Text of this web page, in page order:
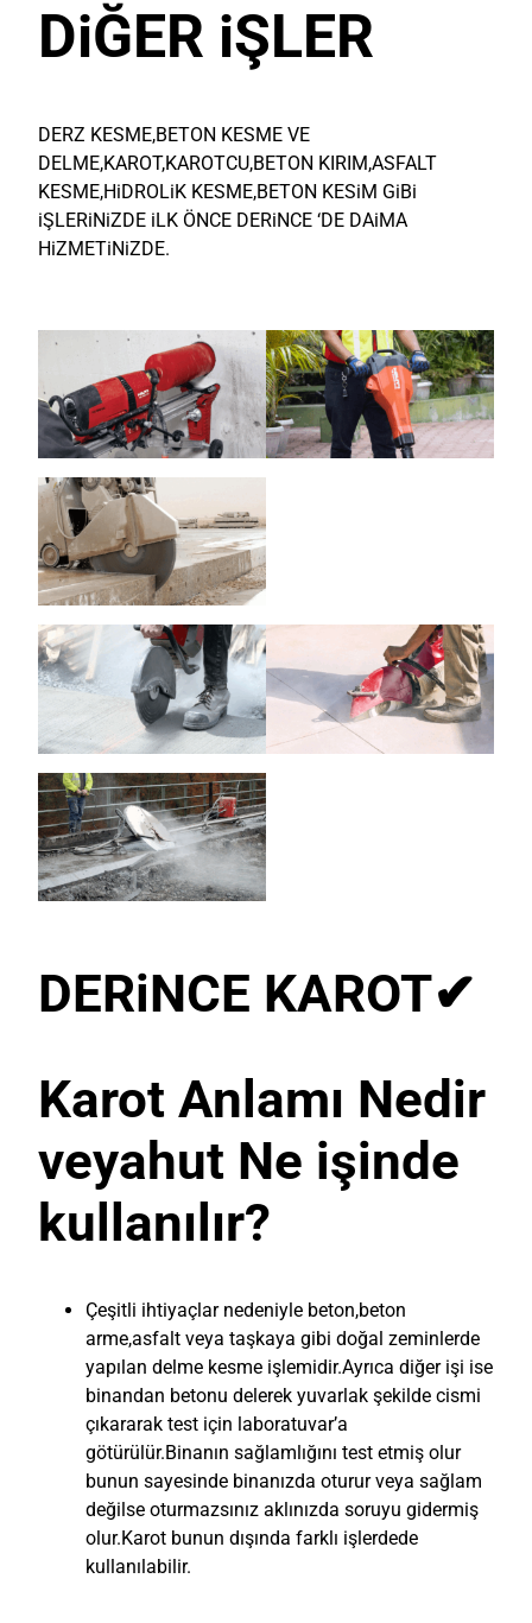
DiĞER iŞLER
DERZ KESME,BETON KESME VE
DELME,KAROT,KAROTCU,BETON KIRIM,ASFALT
KESME,HiDROLiK KESME,BETON KESiM GiBi
iŞLERiNiZDE iLK ÖNCE DERiNCE ‘DE DAiMA
HiZMETiNiZDE.
DERiNCE KAROT✔
Karot Anlamı Nedir
veyahut Ne işinde
kullanılır?
Çeşitli ihtiyaçlar nedeniyle beton,beton
arme,asfalt veya taşkaya gibi doğal zeminlerde
yapılan delme kesme işlemidir.Ayrıca diğer işi ise
binandan betonu delerek yuvarlak şekilde cismi
çıkararak test için laboratuvar’a
götürülür.Binanın sağlamlığını test etmiş olur
bunun sayesinde binanızda oturur veya sağlam
değilse oturmazsınız aklınızda soruyu gidermiş
olur.Karot bunun dışında farklı işlerdede
kullanılabilir.